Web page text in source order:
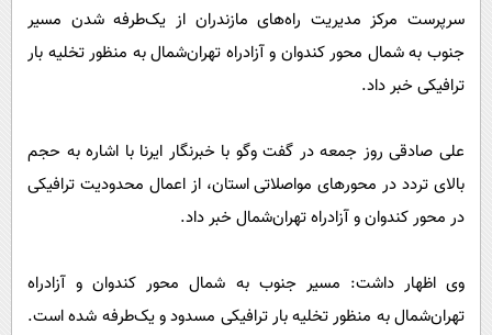
محیط زیست
بین الملل
اجتماعی
سرپرست مرکز مدیریت راه‌های مازندران از یک‌طرفه شدن مسیر
جنوب به شمال محور کندوان و آزادراه تهران‌شمال به منظور تخلیه بار
ترافیکی خبر داد.
علی صادقی روز جمعه در گفت وگو با خبرنگار ایرنا با اشاره به حجم
بالای تردد در محورهای مواصلاتی استان، از اعمال محدودیت ترافیکی
در محور کندوان و آزادراه تهران‌شمال خبر داد.
وی اظهار داشت: مسیر جنوب به شمال محور کندوان و آزادراه
تهران‌شمال به منظور تخلیه بار ترافیکی مسدود و یک‌طرفه شده است.